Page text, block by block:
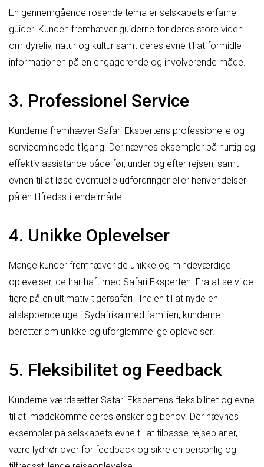
En gennemgående rosende tema er selskabets erfarne
guider. Kunden fremhæver guiderne for deres store viden
om dyreliv, natur og kultur samt deres evne til at formidle
informationen på en engagerende og involverende måde.
3. Professionel Service
Kunderne fremhæver Safari Ekspertens professionelle og
servicemindede tilgang. Der nævnes eksempler på hurtig og
effektiv assistance både før, under og efter rejsen, samt
evnen til at løse eventuelle udfordringer eller henvendelser
på en tilfredsstillende måde.
4. Unikke Oplevelser
Mange kunder fremhæver de unikke og mindeværdige
oplevelser, de har haft med Safari Eksperten. Fra at se vilde
tigre på en ultimativ tigersafari i Indien til at nyde en
afslappende uge i Sydafrika med familien, kunderne
beretter om unikke og uforglemmelige oplevelser.
5. Fleksibilitet og Feedback
Kunderne værdsætter Safari Ekspertens fleksibilitet og evne
til at imødekomme deres ønsker og behov. Der nævnes
eksempler på selskabets evne til at tilpasse rejseplaner,
være lydhør over for feedback og sikre en personlig og